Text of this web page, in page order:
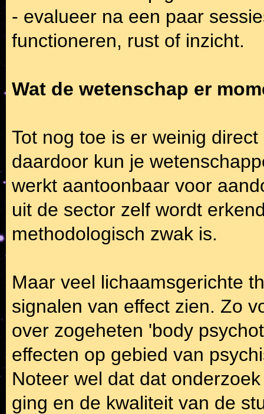
- evalueer na een paar
functioneren, rust of inzicht.
Wat de wetenschap er
Tot nog toe is er weinig
daardoor kun je
werkt aantoonbaar voor
uit de sector zelf wordt
methodologisch zwak is.
Maar veel lichaamsgerichte
signalen van effect zien. Zo
over zogeheten 'body
effecten op gebied van
Noteer wel dat dat
ging en de kwaliteit van de